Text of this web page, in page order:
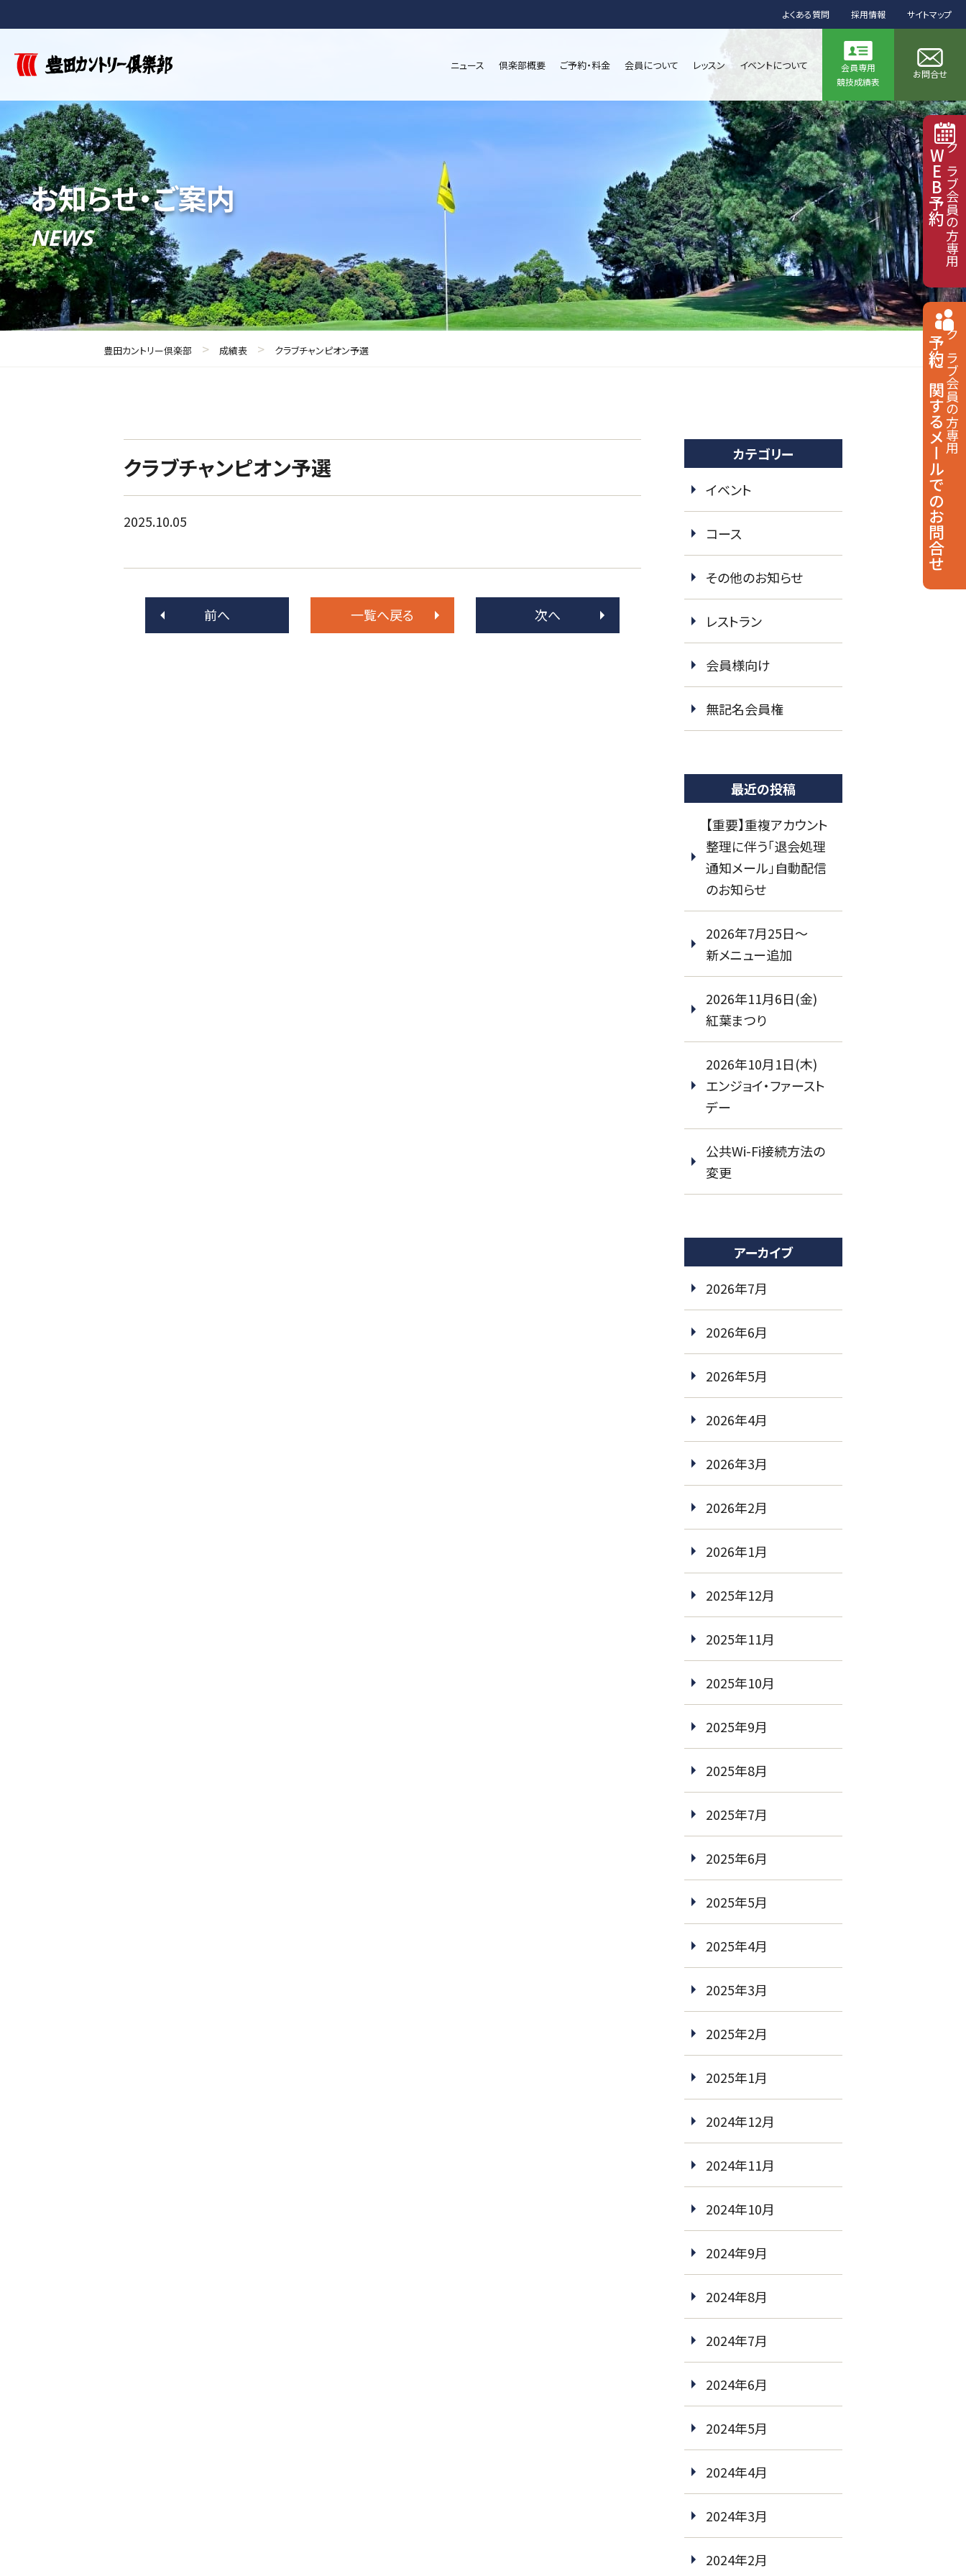
よくある質問 採用情報 サイトマップ
ニュース 倶楽部概要 ご予約・料金 会員について レッスン イベントについて
会員専用
競技成績表
お問合せ
クラブ会員の方専用
WEB予約
クラブ会員の方専用
予約に関する
メールでのお問合せ
お知らせ・ご案内
NEWS
豊田カントリー倶楽部 > 成績表 > クラブチャンピオン予選
クラブチャンピオン予選
2025.10.05
前へ 一覧へ戻る 次へ
カテゴリー
イベント
コース
その他のお知らせ
レストラン
会員様向け
無記名会員権
最近の投稿
【重要】重複アカウント
整理に伴う「退会処理
通知メール」自動配信
のお知らせ
2026年7月25日～
新メニュー追加
2026年11月6日(金)
紅葉まつり
2026年10月1日(木)
エンジョイ・ファースト
デー
公共Wi-Fi接続方法の
変更
アーカイブ
2026年7月
2026年6月
2026年5月
2026年4月
2026年3月
2026年2月
2026年1月
2025年12月
2025年11月
2025年10月
2025年9月
2025年8月
2025年7月
2025年6月
2025年5月
2025年4月
2025年3月
2025年2月
2025年1月
2024年12月
2024年11月
2024年10月
2024年9月
2024年8月
2024年7月
2024年6月
2024年5月
2024年4月
2024年3月
2024年2月